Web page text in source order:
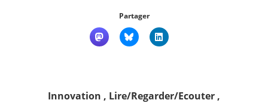
Partager
Innovation , Lire/Regarder/Ecouter ,